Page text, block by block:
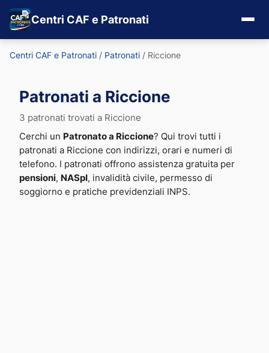
Centri CAF e Patronati
Centri CAF e Patronati / Patronati / Riccione
Patronati a Riccione
3 patronati trovati a Riccione
Cerchi un Patronato a Riccione? Qui trovi tutti i
patronati a Riccione con indirizzi, orari e numeri di
telefono. I patronati offrono assistenza gratuita per
pensioni, NASpI , invalidità civile, permesso di
soggiorno e pratiche previdenziali INPS.